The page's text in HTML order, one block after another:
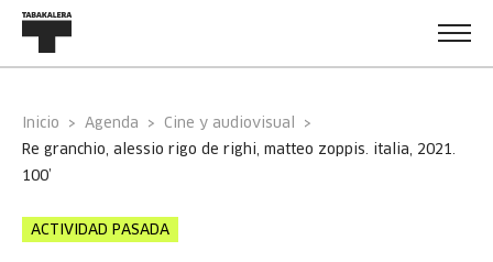
Inicio Agenda
Cine y audiovisual
re granchio, alessio rigo de righi, matteo zoppis. italia, 2021.
100’
ACTIVIDAD PASADA